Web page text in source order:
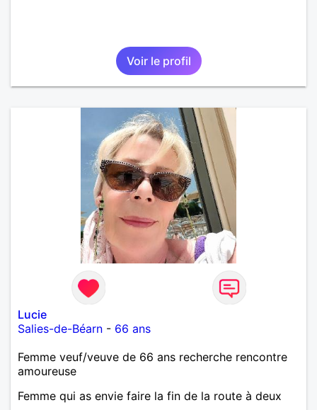
Voir le profil
Lucie
Salies-de-Béarn - 66 ans
Femme veuf/veuve de 66 ans recherche rencontre
amoureuse
Femme qui as envie faire la fin de la route à deux